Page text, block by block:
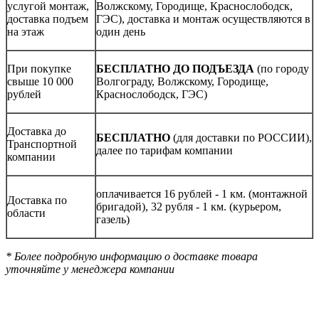
услугой монтаж,
доставка подъем
на этаж
Волжскому, Городище, Краснослободск,
ГЭС), доставка и монтаж осуществляются в
один день
При покупке
свыше 10 000
рублей
БЕСПЛАТНО ДО ПОДЪЕЗДА (по городу
Волгограду, Волжскому, Городище,
Краснослободск, ГЭС)
Доставка до
Транспортной
компании
БЕСПЛАТНО (для доставки по РОССИИ),
далее по тарифам компании
Доставка по
области
оплачивается 16 рублей - 1 км. (монтажной
бригадой), 32 рубля - 1 км. (курьером,
газель)
* Более подробную информацию о доставке товара
уточняйте у менеджера компании